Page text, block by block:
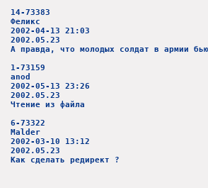
14-73383
Феликс
2002-04-13 21:03
2002.05.23
А правда, что молодых солдат в армии
1-73159
anod
2002-05-13 23:26
2002.05.23
Чтение из файла
6-73322
Malder
2002-03-10 13:12
2002.05.23
Как сделать редирект ?